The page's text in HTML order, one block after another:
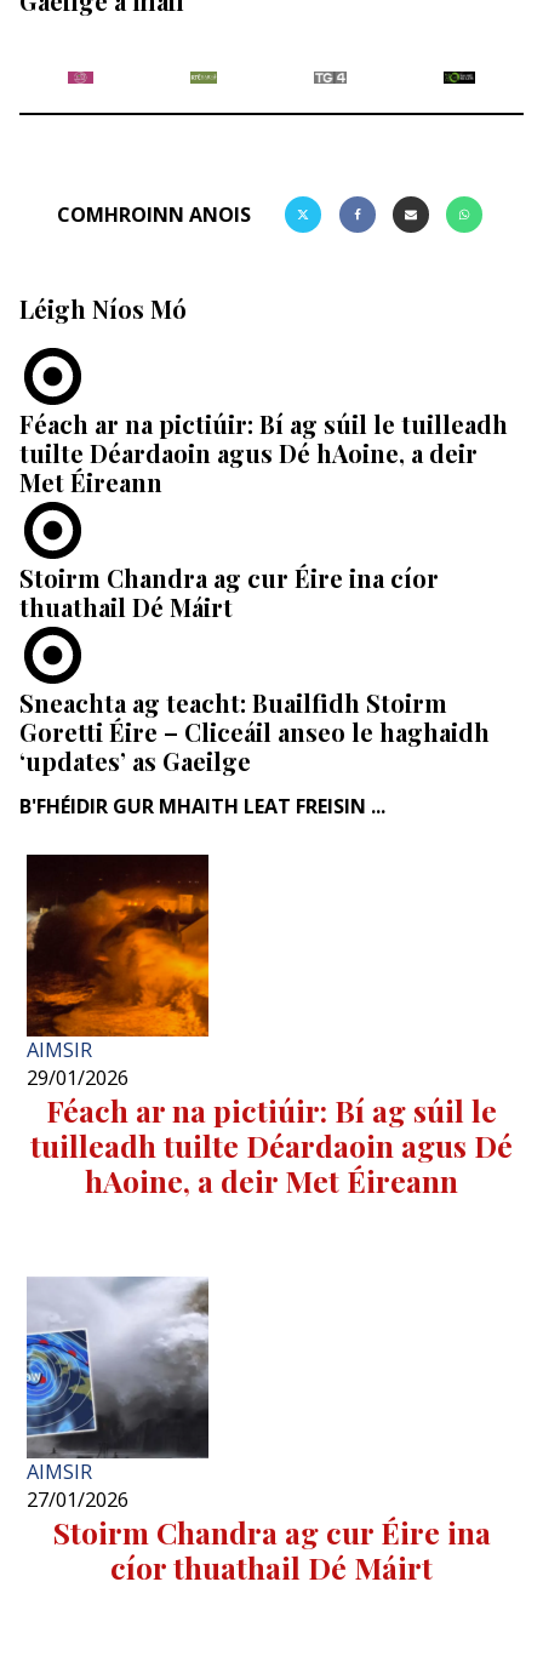
COMHROINN ANOIS
Léigh Níos Mó
Féach ar na pictiúir: Bí ag súil le tuilleadh
tuilte Déardaoin agus Dé hAoine, a deir
Met Éireann
Stoirm Chandra ag cur Éire ina cíor
thuathail Dé Máirt
Sneachta ag teacht: Buailfidh Stoirm
Goretti Éire – Cliceáil anseo le haghaidh
‘updates’ as Gaeilge
B'FHÉIDIR GUR MHAITH LEAT FREISIN ...
AIMSIR
29/01/2026
Féach ar na pictiúir: Bí ag súil le
tuilleadh tuilte Déardaoin agus Dé
hAoine, a deir Met Éireann
AIMSIR
27/01/2026
Stoirm Chandra ag cur Éire ina
cíor thuathail Dé Máirt